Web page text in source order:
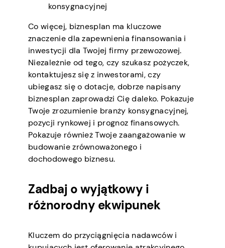
konsygnacyjnej
Co więcej, biznesplan ma kluczowe
znaczenie dla zapewnienia finansowania i
inwestycji dla Twojej firmy przewozowej.
Niezależnie od tego, czy szukasz pożyczek,
kontaktujesz się z inwestorami, czy
ubiegasz się o dotacje, dobrze napisany
biznesplan zaprowadzi Cię daleko. Pokazuje
Twoje zrozumienie branży konsygnacyjnej,
pozycji rynkowej i prognoz finansowych.
Pokazuje również Twoje zaangażowanie w
budowanie zrównoważonego i
dochodowego biznesu.
Zadbaj o wyjątkowy i
różnorodny ekwipunek
Kluczem do przyciągnięcia nadawców i